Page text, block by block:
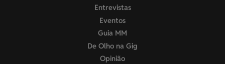
Entrevistas
Eventos
Guia MM
De Olho na Gig
Opinião